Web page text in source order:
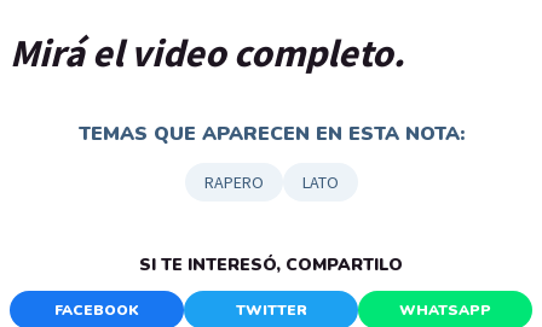
Mirá el video completo.
TEMAS QUE APARECEN EN ESTA NOTA:
RAPERO LATO
SI TE INTERESÓ, COMPARTILO
FACEBOOK TWITTER WHATSAPP